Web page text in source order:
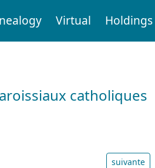
Virtual Holdings
catholiques
suivante